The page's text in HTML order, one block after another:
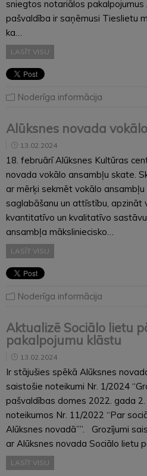
sniegtos notariālos pakalpojumus
pašvaldība ir saņēmusi Tieslietu
ka…
LASĪT VISU
Noderīga informācija
Alūksnes novada
13.02.2024
18. februārī Alūksnes Kultūras
novada vokālo ansambļu skate.
ar mērķi sekmēt vokālo
saglabāšanu un attīstību, apzināt
kvantitatīvo un kvalitatīvo
ansambļa māksliniecisko…
LASĪT VISU
Noderīga informācija
Aktualizē Sociālo lietu
pakalpojumu klāstu
13.02.2024
Ir stājušies spēkā Alūksnes
saistošie noteikumi Nr. 1/2024
pašvaldības domes 2022. gada
noteikumos Nr. 11/2022 “Par
Alūksnes novadā””. Grozījumi
ar Alūksnes novada Sociālo lietu
LASĪT VISU